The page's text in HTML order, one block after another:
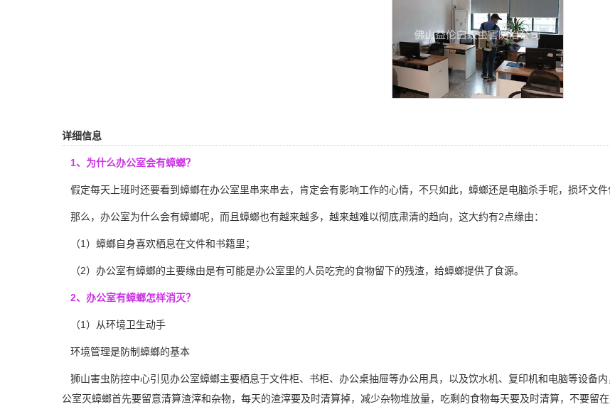
详细信息
1、为什么办公室会有蟑螂？
假定每天上班时还要看到蟑螂在办公室里串来串去，肯定会有影响工作的心情，不只如此，蟑螂还是电脑杀手呢，损坏文件
那么，办公室为什么会有蟑螂呢，而且 蟑螂也有越来越多，越来越难以彻底肃清的趋向，这大约有2点缘由：
（1）蟑螂自身喜欢栖息在文件和书籍里；
（2）办公室有蟑螂的主要缘由是有可能是办公室里的人员吃完的食物留下的残渣，给蟑螂提供了食源。
2、办公室有蟑螂怎样消灭？
（1）从环境卫生动手
环境管理是防制蟑螂的基本
狮山害虫防控中心引见办公室蟑螂主要栖息于文件柜、书柜、办公桌抽屉等办公用具，以及饮水机、复印机和电脑等设备
公室灭蟑螂首先要留意清算渣滓和杂物，每天的渣滓要及时清算掉，减少杂物堆放量，吃剩的食物每天要及时清算，不要留在